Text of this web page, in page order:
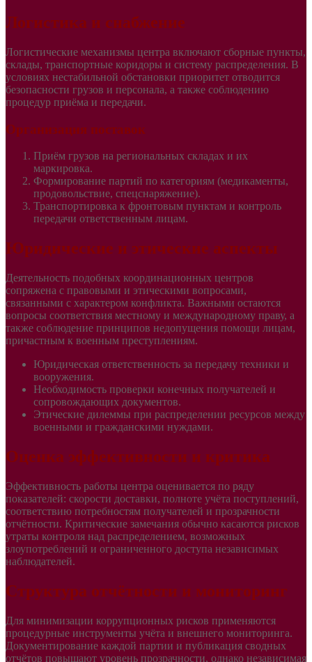
Логистика и снабжение
Логистические механизмы центра включают сборные пункты,
склады, транспортные коридоры и систему распределения. В
условиях нестабильной обстановки приоритет отводится
безопасности грузов и персонала, а также соблюдению
процедур приёма и передачи.
Организация поставок
Приём грузов на региональных складах и их
маркировка.
Формирование партий по категориям (медикаменты,
продовольствие, спецснаряжение).
Транспортировка к фронтовым пунктам и контроль
передачи ответственным лицам.
Юридические и этические аспекты
Деятельность подобных координационных центров
сопряжена с правовыми и этическими вопросами,
связанными с характером конфликта. Важными остаются
вопросы соответствия местному и международному праву, а
также соблюдение принципов недопущения помощи лицам,
причастным к военным преступлениям.
Юридическая ответственность за передачу техники и
вооружения.
Необходимость проверки конечных получателей и
сопровождающих документов.
Этические дилеммы при распределении ресурсов между
военными и гражданскими нуждами.
Оценка эффективности и критика
Эффективность работы центра оценивается по ряду
показателей: скорости доставки, полноте учёта поступлений,
соответствию потребностям получателей и прозрачности
отчётности. Критические замечания обычно касаются рисков
утраты контроля над распределением, возможных
злоупотреблений и ограниченного доступа независимых
наблюдателей.
Структура отчётности и мониторинг
Для минимизации коррупционных рисков применяются
процедурные инструменты учёта и внешнего мониторинга.
Документирование каждой партии и публикация сводных
отчётов повышают уровень прозрачности, однако независимая